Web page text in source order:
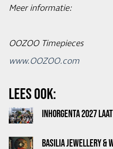
Meer informatie:
OOZOO Timepieces
www.OOZOO.com
LEES OOK:
INHORGENTA 2027
BASILIA JEWELLERY &